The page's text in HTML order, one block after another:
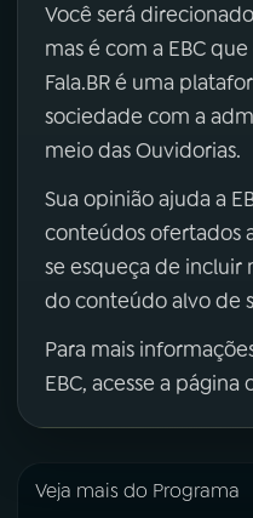
Você será
mas é com a EBC
Fala.BR é uma
sociedade com a
meio das Ouvidorias.
Sua opinião ajuda a
conteúdos ofertados
se esqueça de incluir
do conteúdo alvo de
Para mais
EBC, acesse a página
Veja mais do Programa